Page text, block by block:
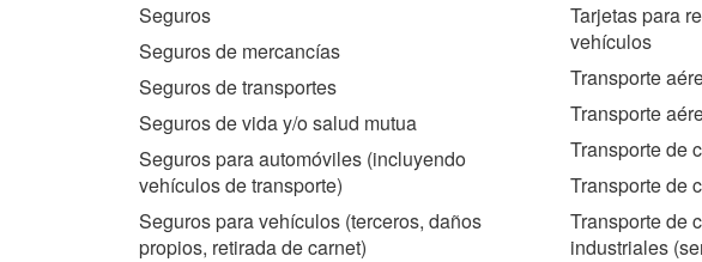
Seguros
Seguros de mercancías
Seguros de transportes
Seguros de vida y/o salud mutua
Seguros para automóviles (incluyendo
vehículos de transporte)
Seguros para vehículos (terceros, daños
propios, retirada de carnet)
Tarjetas para
vehículos
Transporte
Transporte
Transporte de
Transporte de
Transporte de
industriales